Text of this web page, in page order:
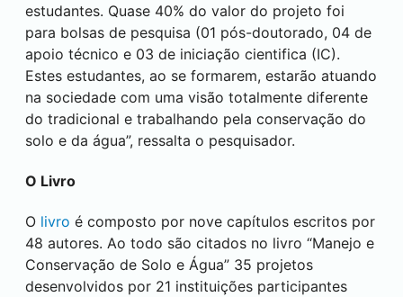
estudantes. Quase 40% do valor do projeto foi
para bolsas de pesquisa (01 pós-doutorado, 04 de
apoio técnico e 03 de iniciação cientifica (IC).
Estes estudantes, ao se formarem, estarão atuando
na sociedade com uma visão totalmente diferente
do tradicional e trabalhando pela conservação do
solo e da água”, ressalta o pesquisador.
O Livro
O livro é composto por nove capítulos escritos por
48 autores. Ao todo são citados no livro “Manejo e
Conservação de Solo e Água” 35 projetos
desenvolvidos por 21 instituições participantes